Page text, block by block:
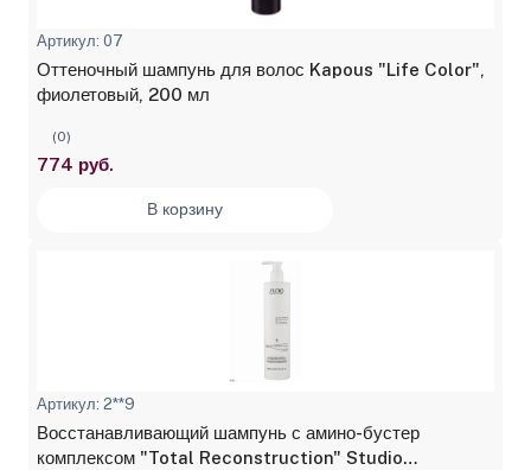
Артикул: 07
Оттеночный шампунь для волос Kapous "Life Color",
фиолетовый, 200 мл
(0)
774 руб.
В корзину
Артикул: 2**9
Восстанавливающий шампунь с амино-бустер
комплексом "Total Reconstruction" Studio